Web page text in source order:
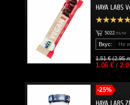
HAYA
5022 пъти
Вкус:
1.51 € (2.95
1.06 €/
-25%
HAYA LABS